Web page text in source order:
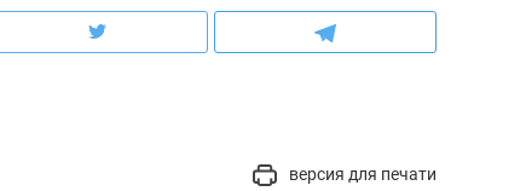
версия для печати